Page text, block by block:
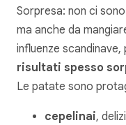
Sorpresa: non ci
ma anche da
influenze
risultati spesso
Le patate sono
cepelinai,